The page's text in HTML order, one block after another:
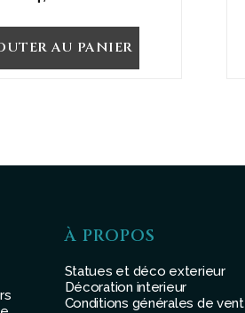
AU PANIER
À PROPOS
Statues et déco exterieur
Décoration interieur
Conditions générales de